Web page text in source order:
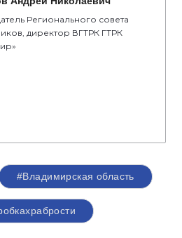
Регионального совета
директор ВГТРК ГТРК
#Владимирская область